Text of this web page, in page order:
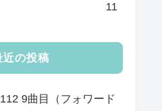
11
近の投稿
9曲目（フォワード